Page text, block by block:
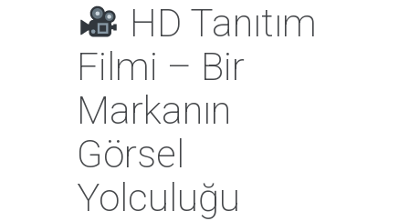
HD Tanıtım
Filmi – Bir
Markanın
Görsel
Yolculuğu